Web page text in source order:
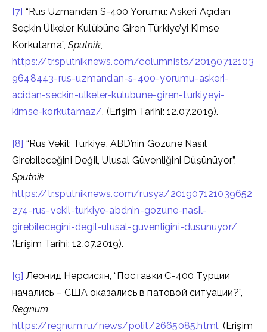
[7] “Rus Uzmandan S-400 Yorumu: Askeri Açıdan
Seçkin Ülkeler Kulübüne Giren Türkiye’yi Kimse
Korkutama”,Sputnik,
https://tr.sputniknews.com/columnists/20190712103
9648443-rus-uzmandan-s-400-yorumu-askeri-
acidan-seckin-ulkeler-kulubune-giren-turkiyeyi-
kimse-korkutamaz/, (Erişim Tarihi: 12.07.2019).
[8] “Rus Vekil: Türkiye, ABD’nin Gözüne Nasıl
Girebileceğini Değil, Ulusal Güvenliğini Düşünüyor”,
Sputnik,
https://tr.sputniknews.com/rusya/201907121039652
274-rus-vekil-turkiye-abdnin-gozune-nasil-
girebilecegini-degil-ulusal-guvenligini-dusunuyor/,
(Erişim Tarihi: 12.07.2019).
[9] Леонид Нерсисян, “Поставки С-400 Турции
начались – США оказались в патовой ситуации?”,
Regnum,
https://regnum.ru/news/polit/2665085.html, (Erişim